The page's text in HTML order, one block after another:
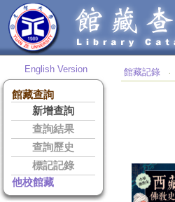
English Version
館藏查詢
新增查詢
查詢結果
查詢歷史
標記記錄
他校館藏
館藏記錄 ‧